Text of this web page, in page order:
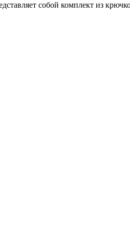
собой комплект из